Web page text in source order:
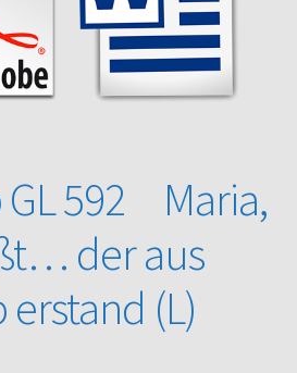
GL 592 Maria,
der aus
(L)